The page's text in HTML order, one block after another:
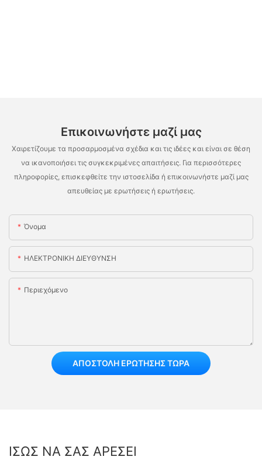
Επικοινωνήστε μαζί μας
Χαιρετίζουμε τα προσαρμοσμένα σχέδια και τις ιδέες και είναι σε θέση
να ικανοποιήσει τις συγκεκριμένες απαιτήσεις. Για περισσότερες
πληροφορίες, επισκεφθείτε την ιστοσελίδα ή επικοινωνήστε μαζί μας
απευθείας με ερωτήσεις ή ερωτήσεις.
Όνομα
ΗΛΕΚΤΡΟΝΙΚΗ ΔΙΕΥΘΥΝΣΗ
Περιεχόμενο
ΑΠΟΣΤΟΛΉ ΕΡΏΤΗΣΗΣ ΤΏΡΑ
ΊΣΩΣ ΝΑ ΣΑΣ ΑΡΈΣΕΙ